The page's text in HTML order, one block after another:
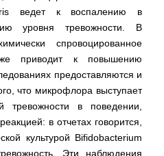
ведет к воспалению в
уровня тревожности. В
спровоцированное
приводит к повышению
предоставляются и
что микрофлора выступает
в поведении,
в отчетах говорится,
культурой Bifidobacterium
Эти наблюдения